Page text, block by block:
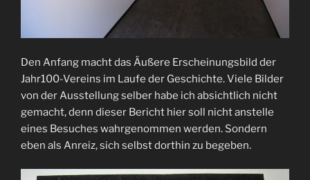
Den Anfang macht das Äußere Erscheinungsbild der
Jahr100-Vereins im Laufe der Geschichte. Viele Bilder
von der Ausstellung selber habe ich absichtlich nicht
gemacht, denn dieser Bericht hier soll nicht anstelle
eines Besuches wahrgenommen werden. Sondern
eben als Anreiz, sich selbst dorthin zu begeben.